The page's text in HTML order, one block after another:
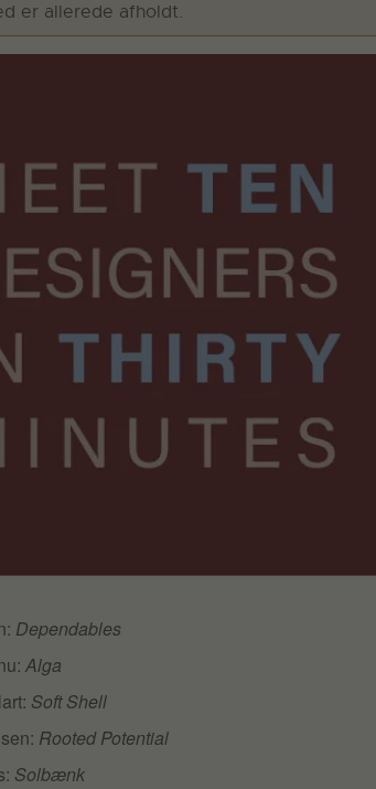
er allerede afholdt.
Dependables
Alga
Soft Shell
Rooted Potential
Solbænk